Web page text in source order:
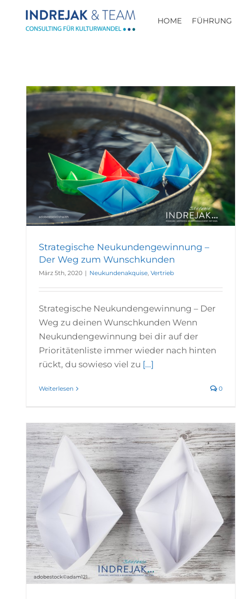
HOME FÜHRUNG
Strategische Neukundengewinnung –
Der Weg zum Wunschkunden
März 5th, 2020 | Neukundenakquise, Vertrieb
Strategische Neukundengewinnung – Der
Weg zu deinen Wunschkunden Wenn
Neukundengewinnung bei dir auf der
Prioritätenliste immer wieder nach hinten
rückt, du sowieso viel zu [...]
Weiterlesen 0